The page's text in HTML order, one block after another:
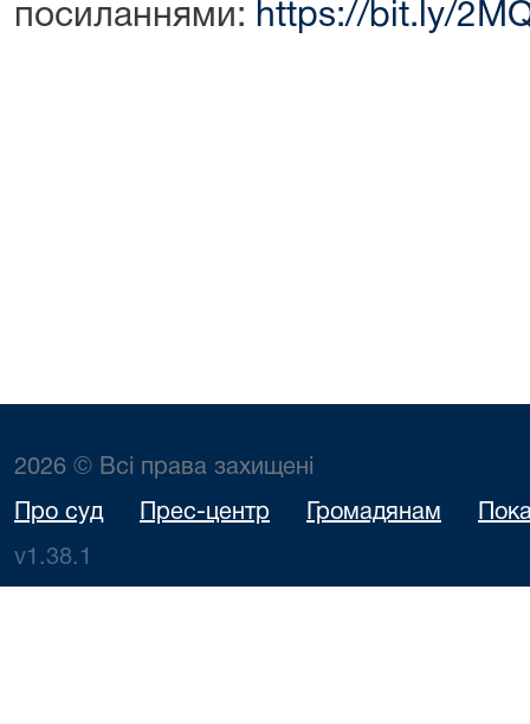
посиланнями: https://bit.ly/
2026 © Всі права захищені
Про суд Прес-центр Громадянам
v1.38.1